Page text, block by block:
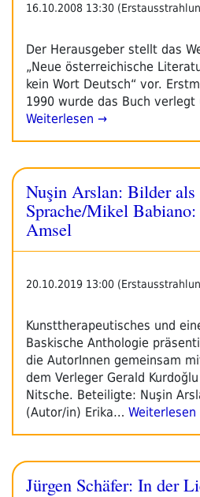
16.10.2008 13:30
Der Herausgeber stellt das
„Neue österreichische
kein Wort Deutsch“ vor.
1990 wurde das Buch
Weiterlesen →
Nuşin Arslan: Bilder
Sprache/Mikel
Amsel
20.10.2019 13:00
Kunsttherapeutisches und
Baskische Anthologie
die AutorInnen gemeinsam
dem Verleger Gerald Kurdoğlu
Nitsche. Beteiligte: Nuşin
(Autor/in) Erika…
Jürgen Schäfer: In der